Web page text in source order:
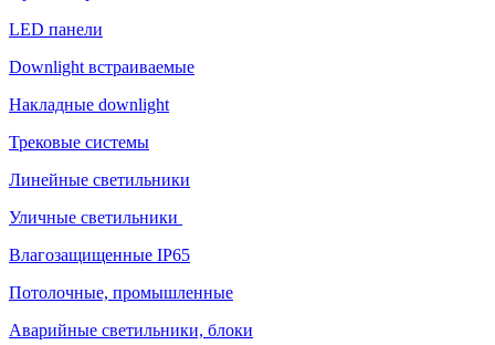
LED панели
Downlight встраиваемые
Накладные downlight
Трековые системы
Линейные светильники
Уличные светильники
Влагозащищенные IP65
Потолочные, промышленные
Аварийные светильники, блоки